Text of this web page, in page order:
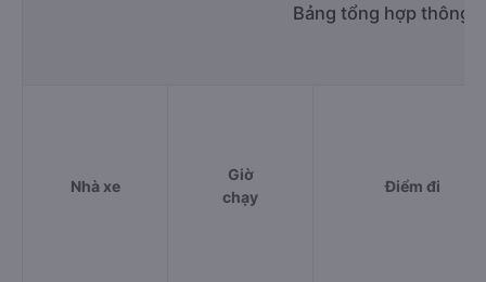
Bảng tổng hợp thông
Nhà xe
Giờ
chạy
Điểm đi